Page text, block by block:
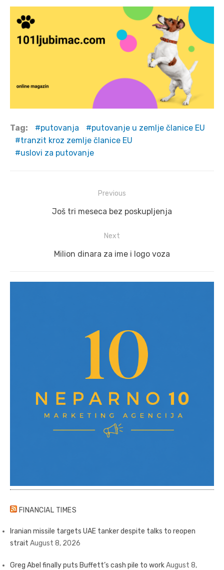
Tag: putovanja
putovanje u zemlje članice EU
tranzit kroz zemlje članice EU
uslovi za putovanje
navigation
Previous
Previous
Još tri meseca bez poskupljenja
Next
Next
Milion dinara za ime i logo voza
FINANCIAL TIMES
Iranian missile targets UAE tanker despite talks to reopen
strait August 8, 2026
Greg Abel finally puts Buffett’s cash pile to workAugust 8,